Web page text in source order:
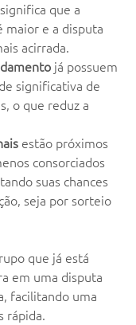
que a
maior e a disputa
acirrada.
já possuem
significativa de
o que reduz a
estão próximos
consorciados
suas chances
seja por sorteio
que já está
em uma disputa
facilitando uma
rápida.